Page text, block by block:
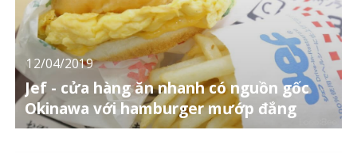
12/04/2019
Jef - cửa hàng ăn nhanh có nguồn gốc
Okinawa với hamburger mướp đắng